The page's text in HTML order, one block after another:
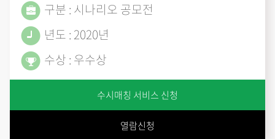
구분 : 시나리오 공모전
년도 : 2020년
수상 : 우수상
수시매칭 서비스 신청
열람신청